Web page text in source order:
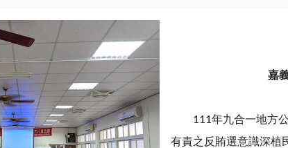
嘉
111 年九合一地方
有責之反賄選意識深植